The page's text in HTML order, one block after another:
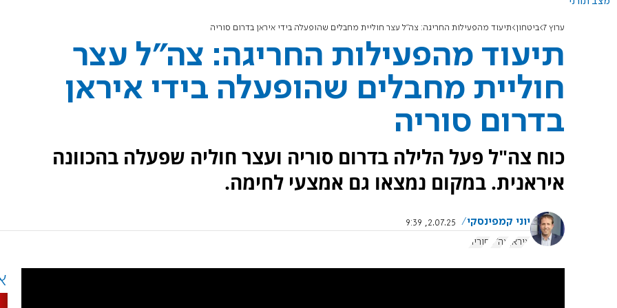
ערוץ 7 ביטחון תיעוד מהפעילות החריגה: צה"ל עצר חוליית מחבלים שהופעלה בידי איראן בדרום סוריה
תיעוד מהפעילות החריגה: צה"ל עצר
חוליית מחבלים שהופעלה בידי איראן
בדרום סוריה
כוח צה"ל פעל הלילה בדרום סוריה ועצר חוליה שפעלה בהכוונה
איראנית. במקום נמצאו גם אמצעי לחימה.
יוני קמפינסקי
2.07.25, 9:39
איראן
צה"ל סוריה